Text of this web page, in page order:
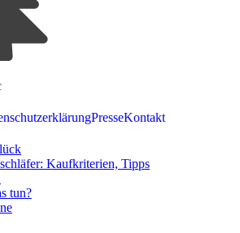
PresseKontakt
Kaufkriterien, Tipps
tun?